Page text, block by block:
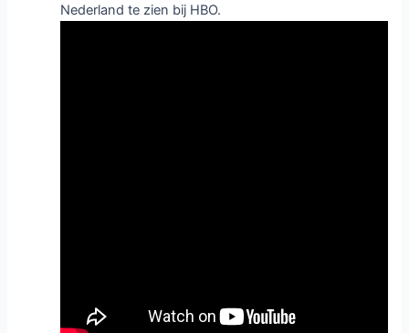
Nederland te zien bij HBO.